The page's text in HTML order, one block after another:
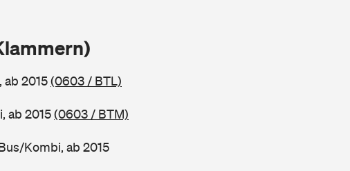
ab 2015(0603 / BTL)
ab 2015(0603 / BTM)
Kombi, ab 2015